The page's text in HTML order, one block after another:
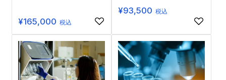
¥165,000 税込
¥93,500 税込